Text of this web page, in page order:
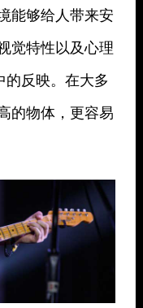
能够给人带来安
觉特性以及心理
的反映。在大多
的物体，更容易